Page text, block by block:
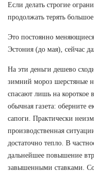
Если делать строгие
продолжать терять
Это постоянно
Эстония (до мая), сейчас
На эти деньги дешево
зимний мороз шерстяные
спасают лишь на короткое
обычная газета: оберните
сапоги. Практически
производственная
достаточно тепло. В
дальнейшее повышение
завышенными ставками. Со